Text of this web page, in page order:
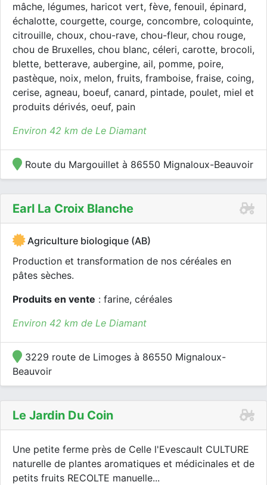
mâche, légumes, haricot vert, fève, fenouil, épinard,
échalotte, courgette, courge, concombre, coloquinte,
citrouille, choux, chou-rave, chou-fleur, chou rouge,
chou de Bruxelles, chou blanc, céleri, carotte, brocoli,
blette, betterave, aubergine, ail, pomme, poire,
pastèque, noix, melon, fruits, framboise, fraise, coing,
cerise, agneau, boeuf, canard, pintade, poulet, miel et
produits dérivés, oeuf, pain
Environ 42 km de Le Diamant
Route du Margouillet à 86550 Mignaloux-Beauvoir
Earl La Croix Blanche
Agriculture biologique (AB)
Production et transformation de nos céréales en
pâtes sèches.
Produits en vente : farine, céréales
Environ 42 km de Le Diamant
3229 route de Limoges à 86550 Mignaloux-
Beauvoir
Le Jardin Du Coin
Une petite ferme près de Celle l'Evescault CULTURE
naturelle de plantes aromatiques et médicinales et de
petits fruits RECOLTE manuelle...